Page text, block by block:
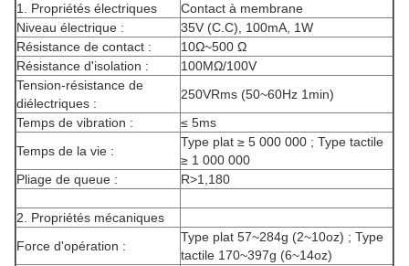
1. Propriétés électriques
Contact à membrane
Niveau électrique :
35V (C.C), 100mA, 1W
Résistance de contact :
10Ω~500 Ω
Résistance d'isolation :
100MΩ/100V
Tension-résistance de
diélectriques :
250VRms (50~60Hz 1min)
Temps de vibration :
≤ 5ms
Temps de la vie :
Type plat ≥ 5 000 000 ; Type tactile
≥ 1 000 000
Pliage de queue :
R>1,180
2. Propriétés mécaniques
Force d'opération :
Type plat 57~284g (2~10oz) ; Type
tactile 170~397g (6~14oz)